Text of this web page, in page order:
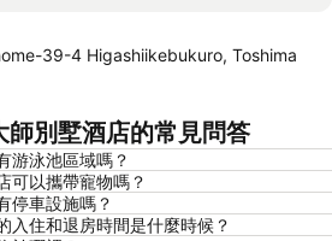
橫濱車站
Shibuya
Station
淺草寺
東京巨蛋城
原宿站
39-4 Higashiikebukuro, Toshima
師別墅酒店的常見問答
游泳池區域嗎？
可以攜帶寵物嗎？
停車設施嗎？
入住和退房時間是什麼時候？